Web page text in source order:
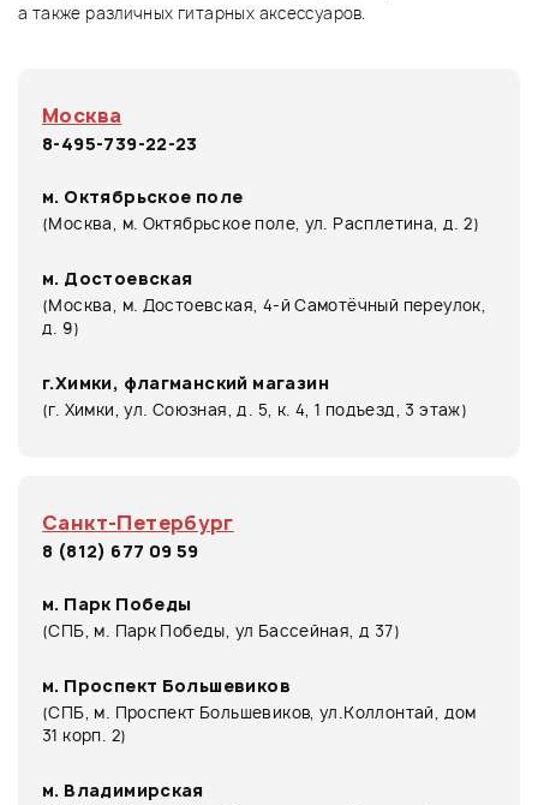
а также различных гитарных аксессуаров.
Москва
8-495-739-22-23
м. Октябрьское поле
(Москва, м. Октябрьское поле, ул. Расплетина, д. 2)
м. Достоевская
(Москва, м. Достоевская, 4-й Самотёчный переулок,
д. 9)
г.Химки, флагманский магазин
(г. Химки, ул. Союзная, д. 5, к. 4, 1 подъезд, 3 этаж)
Санкт-Петербург
8 (812) 677 09 59
м. Парк Победы
(СПБ, м. Парк Победы, ул Бассейная, д 37)
м. Проспект Большевиков
(СПБ, м. Проспект Большевиков, ул.Коллонтай, дом
31 корп. 2)
м. Владимирская